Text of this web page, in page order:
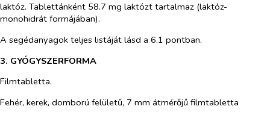
laktóz. Tablettánként 58.7 mg laktózt tartalmaz (laktóz-
monohidrát formájában).
A segédanyagok teljes listáját lásd a 6.1 pontban.
3. GYÓGYSZERFORMA
Filmtabletta.
Fehér, kerek, domború felületű, 7 mm átmérőjű filmtabletta